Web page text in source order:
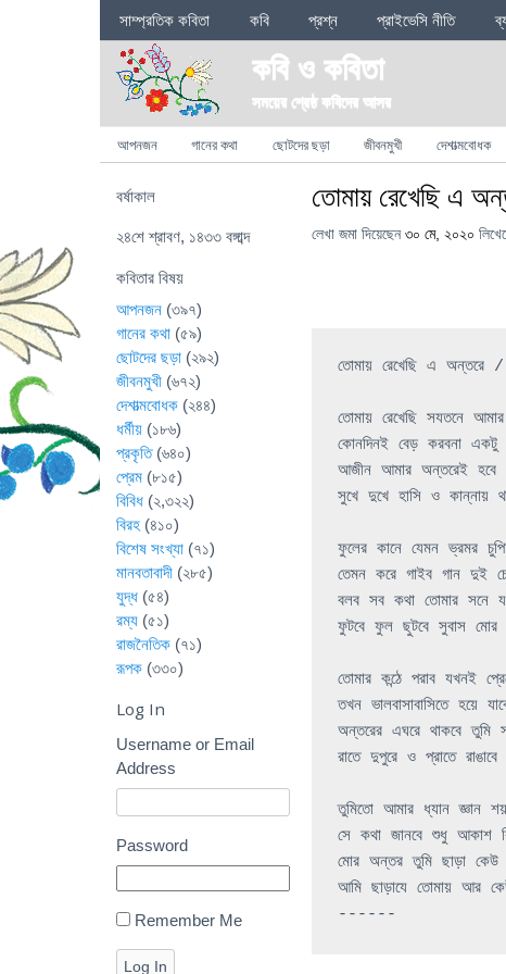
Sections
সাম্প্রতিক কবিতা কবি প্রশ্ন প্রাইভেসি নীতি
কবি ও কবিতা
সময়ের শ্রেষ্ঠ কবিদের আসর
Categories
আপনজন গানের কথা ছোটদের ছড়া জীবনমুখী দেশাত্মবোধক
তোমায় রেখেছি এ
লেখা জমা দিয়েছেন ৩০ মে, ২০২০
তোমায় রেখেছি এ অন্তরে /
তোমায় রেখেছি সযতনে আমার
কোনদিনই বেড় করবনা একটু
আজীন আমার অন্তরেই হবে
সুখে দুখে হাসি ও কান্নায়
ফুলের কানে যেমন ভ্রমর
তেমন করে গাইব গান দুই
বলব সব কথা তোমার সনে
ফুটবে ফুল ছুটবে সুবাস মোর
তোমার কন্ঠে পরাব যখনই
তখন ভালবাসাবাসিতে হয়ে
অন্তরের এঘরে থাকবে তুমি
রাতে দুপুরে ও প্রাতে রাঙাবে
তুমিতো আমার ধ্যান জ্ঞান
সে কথা জানবে শুধু আকাশ
মোর অন্তর তুমি ছাড়া কেউ
আমি ছাড়াযে তোমায় আর
বর্ষাকাল
২৪শে শ্রাবণ, ১৪৩৩ বঙ্গাব্দ
কবিতার বিষয়
আপনজন (৩৯৭)
গানের কথা (৫৯)
ছোটদের ছড়া (২৯২)
জীবনমুখী (৬৭২)
দেশাত্মবোধক (২৪৪)
ধর্মীয় (১৮৬)
প্রকৃতি(৬৪০)
প্রেম (৮১৫)
বিবিধ (২,৩২২)
বিরহ (৪১০)
বিশেষ সংখ্যা (৭১)
মানবতাবাদী (২৮৫)
যুদ্ধ (৫৪)
রম্য (৫১)
রাজনৈতিক (৭১)
রূপক (৩৩০)
Log In
Username or Email
Address
Password
Remember Me
Log In